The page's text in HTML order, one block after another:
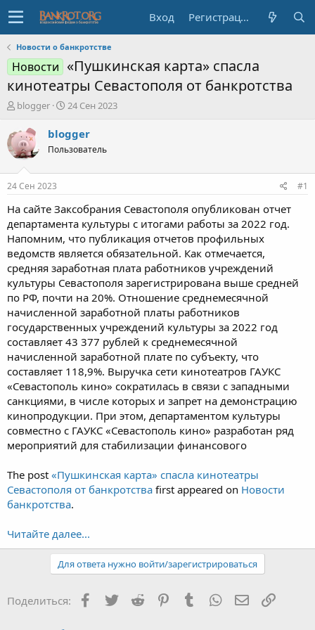
Вход Регистрация
Новости о банкротстве
Новости «Пушкинская карта» спасла
кинотеатры Севастополя от банкротства
А
т
о
р
е
м
ы
blogger
Д
т
а
н
л
24 Сен 2023
blogger
Пользователь
24 Сен 2023 #1
На сайте Заксобрания Севастополя опубликован отчет
департамента культуры с итогами работы за 2022 год.
Напомним, что публикация отчетов профильных
ведомств является обязательной. Как отмечается,
средняя заработная плата работников учреждений
культуры Севастополя зарегистрирована выше средней
по РФ, почти на 20%. Отношение среднемесячной
начисленной заработной платы работников
государственных учреждений культуры за 2022 год
составляет 43 377 рублей к среднемесячной
начисленной заработной плате по субъекту, что
составляет 118,9%. Выручка сети кинотеатров ГАУКС
«Севастополь кино» сократилась в связи с западными
санкциями, в числе которых и запрет на демонстрацию
кинопродукции. При этом, департаментом культуры
совместно с ГАУКС «Севастополь кино» разработан ряд
мероприятий для стабилизации финансового
The post «Пушкинская карта» спасла кинотеатры
Севастополя от банкротства first appeared on Новости
банкротства.
Читайте далее...
Для ответа нужно войти/зарегистрироваться
Поделиться: Facebook
TwitterReddit PinterestTumblr WhatsApp Ссылка